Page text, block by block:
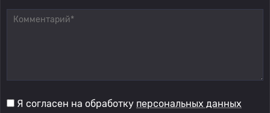
Я согласен на обработку персональных данных